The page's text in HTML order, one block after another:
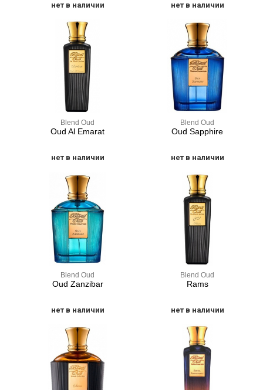
нет в наличии нет в наличии
Blend Oud
Oud Al Emarat
нет в наличии
Blend Oud
Oud Sapphire
нет в наличии
Blend Oud
Oud Zanzibar
нет в наличии
Blend Oud
Rams
нет в наличии